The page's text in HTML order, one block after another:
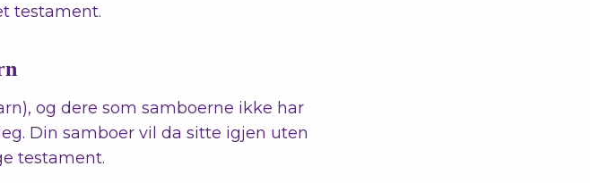
testament.
og dere som samboerne ikke har
Din samboer vil da sitte igjen uten
testament.